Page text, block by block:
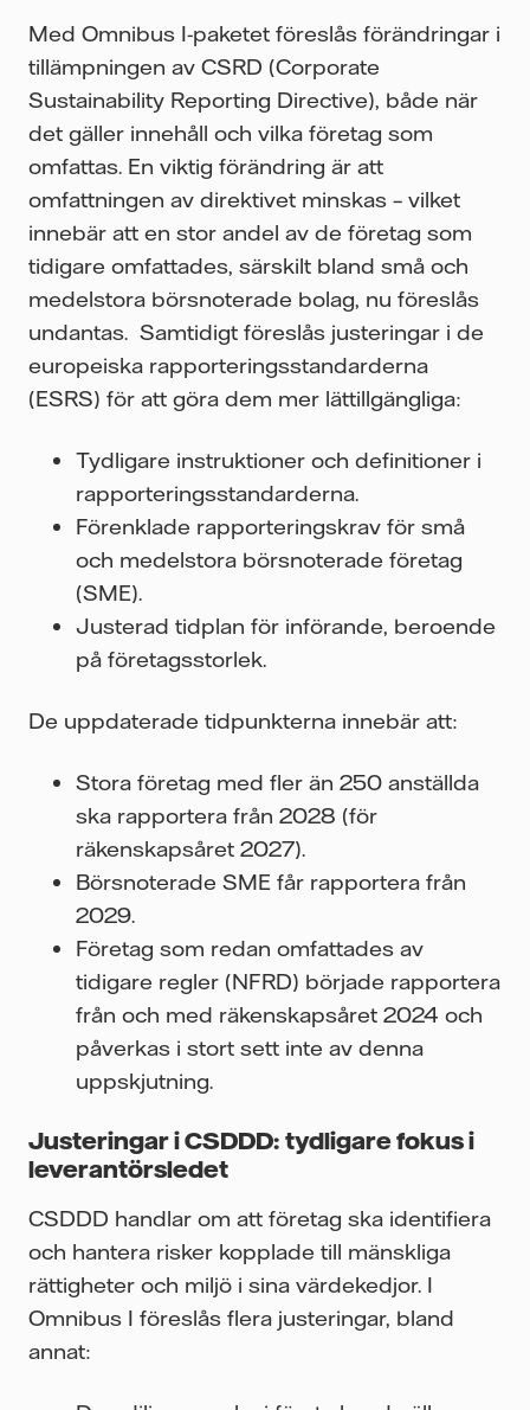
Med Omnibus I-paketet föreslås förändringar i
tillämpningen av CSRD (Corporate
Sustainability Reporting Directive), både när
det gäller innehåll och vilka företag som
omfattas. En viktig förändring är att
omfattningen av direktivet minskas – vilket
innebär att en stor andel av de företag som
tidigare omfattades, särskilt bland små och
medelstora börsnoterade bolag, nu föreslås
undantas. Samtidigt föreslås justeringar i de
europeiska rapporteringsstandarderna
(ESRS) för att göra dem mer lättillgängliga:
Tydligare instruktioner och definitioner i
rapporteringsstandarderna.
Förenklade rapporteringskrav för små
och medelstora börsnoterade företag
(SME).
Justerad tidplan för införande, beroende
på företagsstorlek.
De uppdaterade tidpunkterna innebär att:
Stora företag med fler än 250 anställda
ska rapportera från 2028 (för
räkenskapsåret 2027).
Börsnoterade SME får rapportera från
2029.
Företag som redan omfattades av
tidigare regler (NFRD) började rapportera
från och med räkenskapsåret 2024 och
påverkas i stort sett inte av denna
uppskjutning.
Justeringar i CSDDD: tydligare fokus i
leverantörsledet
CSDDD handlar om att företag ska identifiera
och hantera risker kopplade till mänskliga
rättigheter och miljö i sina värdekedjor. I
Omnibus I föreslås flera justeringar, bland
annat: